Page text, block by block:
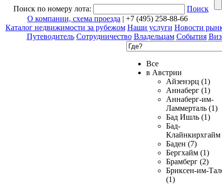
Поиск по номеру лота:
Поиск
О компании, схема проезда | +7 (495) 258-88-66
Каталог недвижимости за рубежом Наши услуги Новости
Путеводитель Сотрудничество Владельцам События
Все
в Австрии
Айзенэрц (1)
Аннаберг (1)
Аннаберг-им-
Ламмерталь (1)
Бад Ишль (1)
Бад-
Клайнкирхгайм
Баден (7)
Бергхайм (1)
Брамберг (2)
Бриксен-им-
(1)